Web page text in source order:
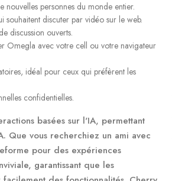
personnes du monde entier.
souhaitent discuter par vidéo sur le web.
discussion ouverts.
Omegla avec votre cell ou votre navigateur
idéal pour ceux qui préfèrent les
confidentielles.
basées sur l'IA, permettant
Que vous recherchiez un ami avec
pour des expériences
garantissant que les